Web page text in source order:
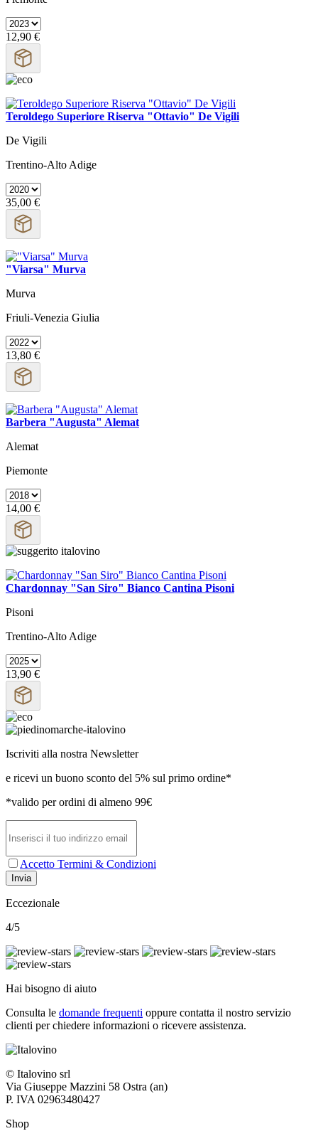
12,90 €
Teroldego Superiore Riserva "Ottavio" De Vigili
De Vigili
Trentino-Alto Adige
35,00 €
"Viarsa" Murva
Murva
Friuli-Venezia Giulia
13,80 €
Barbera "Augusta" Alemat
Alemat
Piemonte
14,00 €
Chardonnay "San Siro" Bianco Cantina Pisoni
Pisoni
Trentino-Alto Adige
13,90 €
Iscriviti alla nostra Newsletter
e ricevi un buono sconto del 5% sul primo ordine*
*valido per ordini di almeno 99€
Accetto Termini & Condizioni
Invia
Eccezionale
4/5
Hai bisogno di aiuto
Consulta le domande frequenti oppure contatta il nostro servizio
clienti per chiedere informazioni o ricevere assistenza.
© Italovino srl
Via Giuseppe Mazzini 58 Ostra (an)
P. IVA 02963480427
Shop